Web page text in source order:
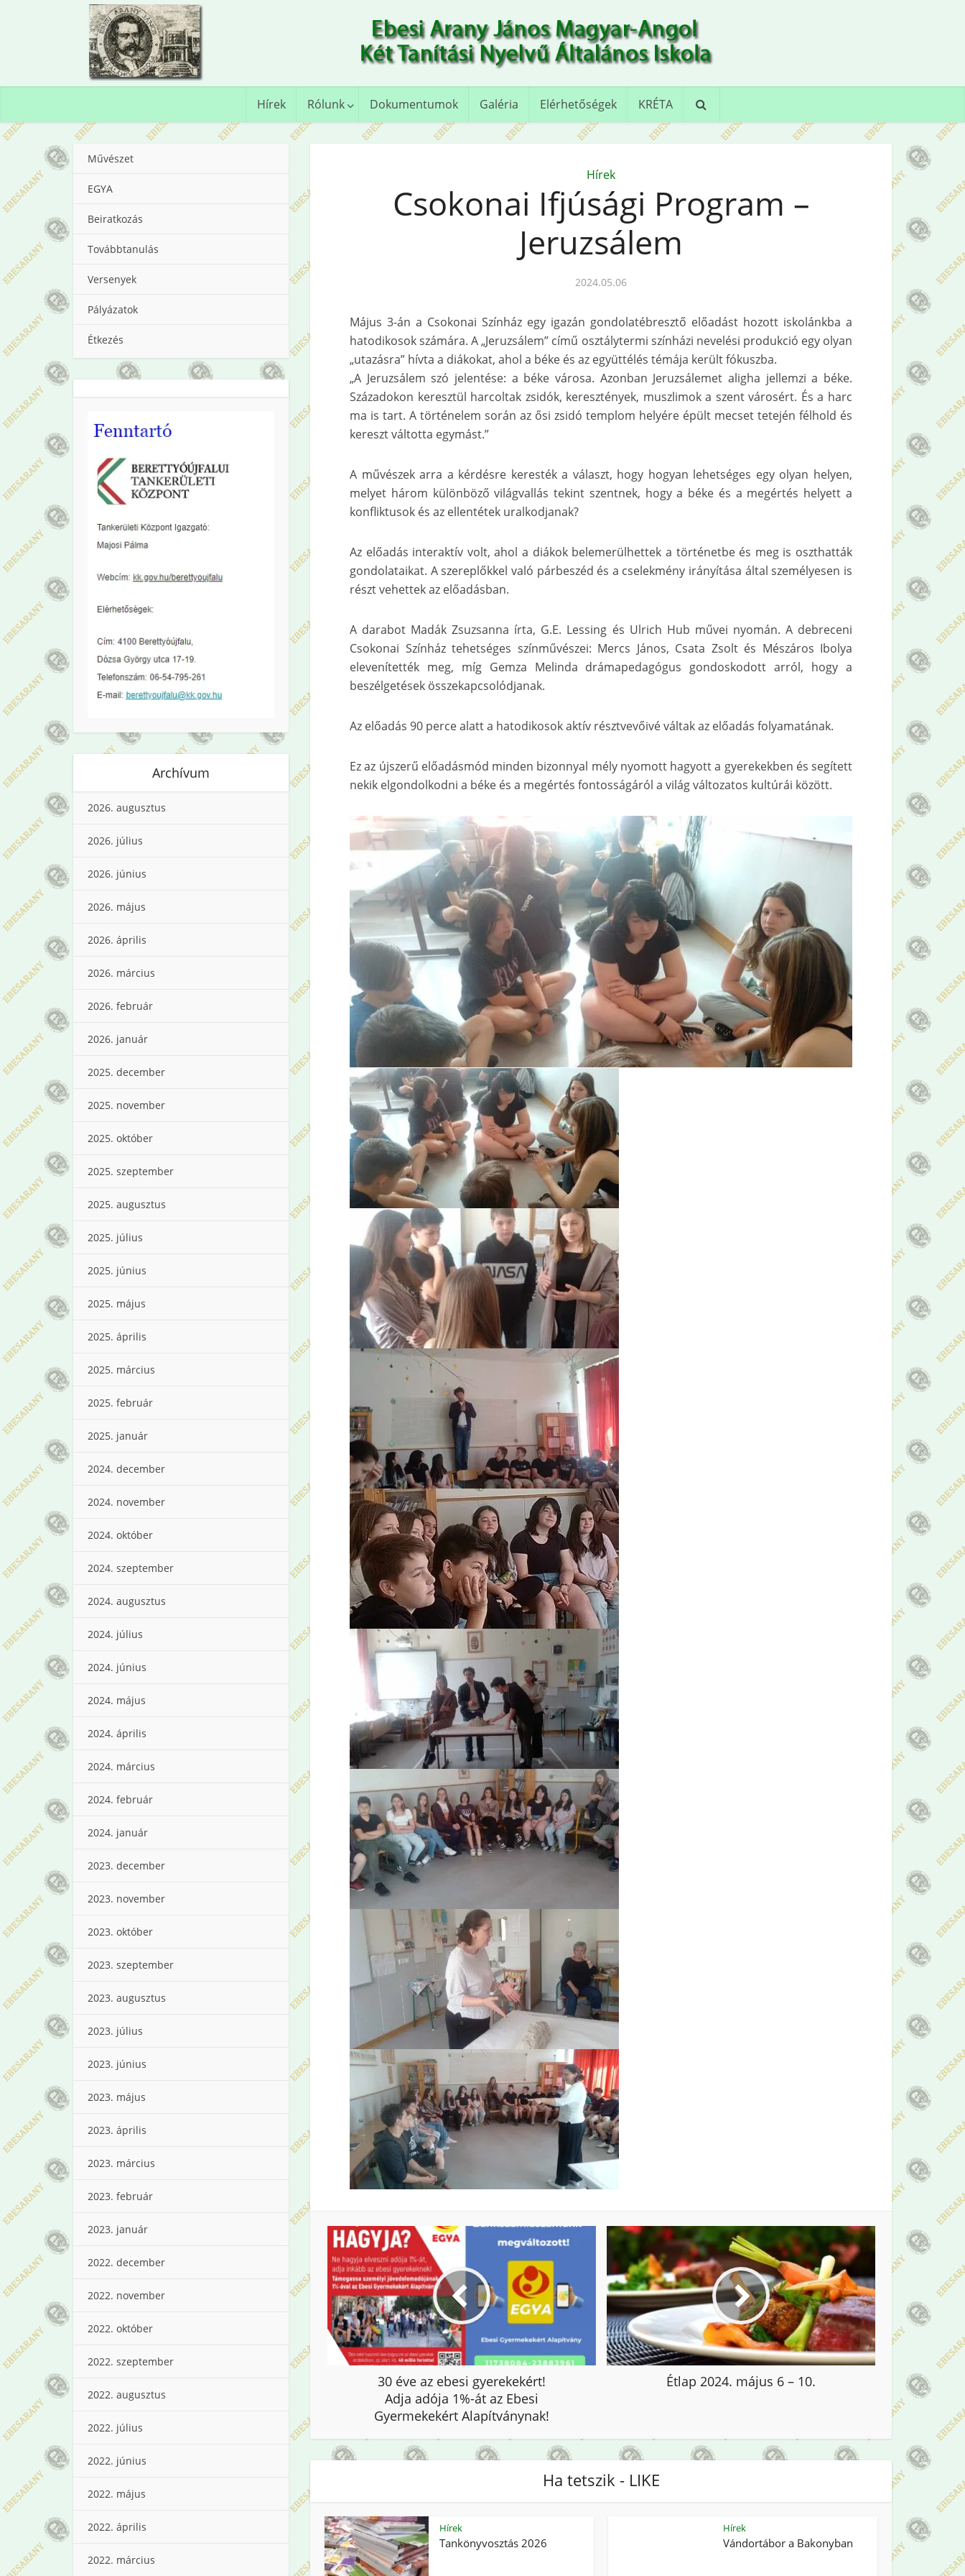
Hírek Rólunk Dokumentumok Galéria Elérhetőségek KRÉTA
Művészet
EGYA
Beiratkozás
Továbbtanulás
Versenyek
Pályázatok
Étkezés
Archívum
2026. augusztus
2026. július
2026. június
2026. május
2026. április
2026. március
2026. február
2026. január
2025. december
2025. november
2025. október
2025. szeptember
2025. augusztus
2025. július
2025. június
2025. május
2025. április
2025. március
2025. február
2025. január
2024. december
2024. november
2024. október
2024. szeptember
2024. augusztus
2024. július
2024. június
2024. május
2024. április
2024. március
2024. február
2024. január
2023. december
2023. november
2023. október
2023. szeptember
2023. augusztus
2023. július
2023. június
2023. május
2023. április
2023. március
2023. február
2023. január
2022. december
2022. november
2022. október
2022. szeptember
2022. augusztus
2022. július
2022. június
2022. május
2022. április
2022. március
Hírek
Csokonai Ifjúsági Program –
Jeruzsálem
2024.05.06
Május 3-án a Csokonai Színház egy igazán gondolatébresztő előadást hozott iskolánkba a
hatodikosok számára. A „Jeruzsálem” című osztálytermi színházi nevelési produkció egy olyan
„utazásra” hívta a diákokat, ahol a béke és az együttélés témája került fókuszba.
„A Jeruzsálem szó jelentése: a béke városa. Azonban Jeruzsálemet aligha jellemzi a béke.
Századokon keresztül harcoltak zsidók, keresztények, muszlimok a szent városért. És a harc
ma is tart. A történelem során az ősi zsidó templom helyére épült mecset tetején félhold és
kereszt váltotta egymást.”
A művészek arra a kérdésre keresték a választ, hogy hogyan lehetséges egy olyan helyen,
melyet három különböző világvallás tekint szentnek, hogy a béke és a megértés helyett a
konfliktusok és az ellentétek uralkodjanak?
Az előadás interaktív volt, ahol a diákok belemerülhettek a történetbe és meg is oszthatták
gondolataikat. A szereplőkkel való párbeszéd és a cselekmény irányítása által személyesen is
részt vehettek az előadásban.
A darabot Madák Zsuzsanna írta, G.E. Lessing és Ulrich Hub művei nyomán. A debreceni
Csokonai Színház tehetséges színművészei: Mercs János, Csata Zsolt és Mészáros Ibolya
elevenítették meg, míg Gemza Melinda drámapedagógus gondoskodott arról, hogy a
beszélgetések összekapcsolódjanak.
Az előadás 90 perce alatt a hatodikosok aktív résztvevőivé váltak az előadás folyamatának.
Ez az újszerű előadásmód minden bizonnyal mély nyomott hagyott a gyerekekben és segített
nekik elgondolkodni a béke és a megértés fontosságáról a világ változatos kultúrái között.
30 éve az ebesi gyerekekért!
Adja adója 1%-át az Ebesi
Gyermekekért Alapítványnak!
Étlap 2024. május 6 – 10.
Ha tetszik - LIKE
Hírek
Tankönyvosztás 2026
Hírek
Vándortábor a Bakonyban